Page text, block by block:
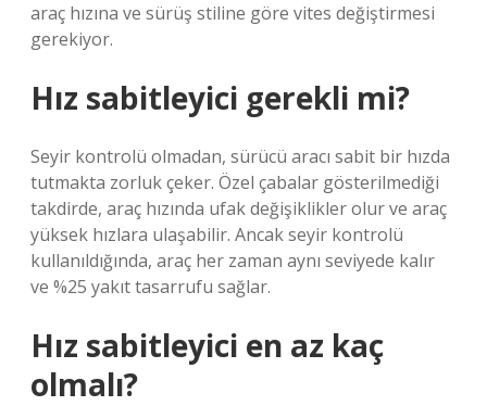
araç hızına ve sürüş stiline göre vites değiştirmesi
gerekiyor.
Hız sabitleyici gerekli mi?
Seyir kontrolü olmadan, sürücü aracı sabit bir hızda
tutmakta zorluk çeker. Özel çabalar gösterilmediği
takdirde, araç hızında ufak değişiklikler olur ve araç
yüksek hızlara ulaşabilir. Ancak seyir kontrolü
kullanıldığında, araç her zaman aynı seviyede kalır
ve %25 yakıt tasarrufu sağlar.
Hız sabitleyici en az kaç
olmalı?